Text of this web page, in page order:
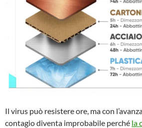
Il virus può resistere ore, ma con
contagio diventa improbabile perché la